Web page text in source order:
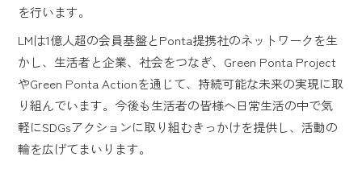
を行います。
LMは1億人超の会員基盤とPonta提携社のネットワークを生
かし、生活者と企業、社会をつなぎ、Green Ponta Project
やGreen Ponta Actionを通じて、持続可能な未来の実現に取
り組んでいます。今後も生活者の皆様へ日常生活の中で気
軽にSDGsアクションに取り組むきっかけを提供し、活動の
輪を広げてまいります。